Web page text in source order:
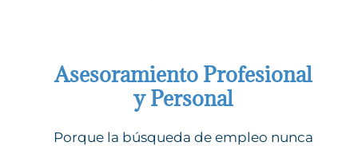
Asesoramiento Profesional
y Personal
Porque la búsqueda de empleo nunca